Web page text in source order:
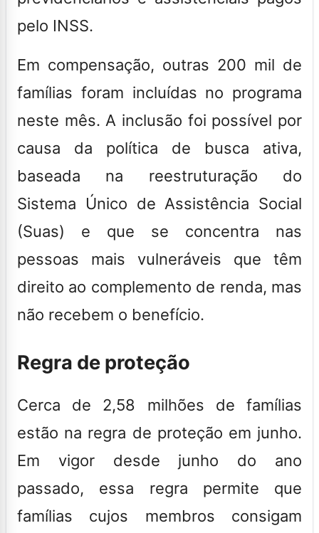
pelo INSS.
Em compensação, outras 200 mil de
famílias foram incluídas no programa
neste mês. A inclusão foi possível por
causa da política de busca ativa,
baseada na reestruturação do
Sistema Único de Assistência Social
(Suas) e que se concentra nas
pessoas mais vulneráveis que têm
direito ao complemento de renda, mas
não recebem o benefício.
Regra de proteção
Cerca de 2,58 milhões de famílias
estão na regra de proteção em junho.
Em vigor desde junho do ano
passado, essa regra permite que
famílias cujos membros consigam